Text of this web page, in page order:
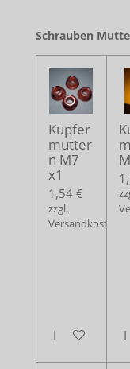
Schrauben
Kupfer
mutter
n M7
x1
1,54 €
zzgl.
Versandkosten
In den